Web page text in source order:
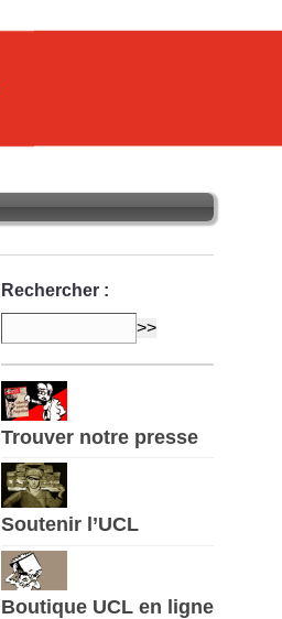
Rechercher :
Trouver notre presse
Soutenir l’UCL
Boutique UCL en ligne